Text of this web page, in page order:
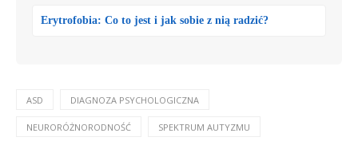
Erytrofobia: Co to jest i jak sobie z nią radzić?
ASD DIAGNOZA PSYCHOLOGICZNA
NEURORÓŻNORODNOŚĆ SPEKTRUM AUTYZMU